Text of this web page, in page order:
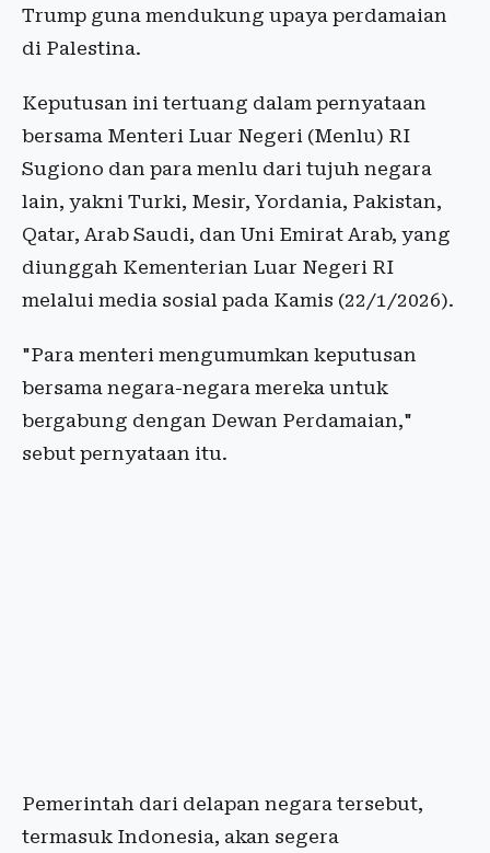
Trump guna mendukung upaya perdamaian
di Palestina.
Keputusan ini tertuang dalam pernyataan
bersama Menteri Luar Negeri (Menlu) RI
Sugiono dan para menlu dari tujuh negara
lain, yakni Turki, Mesir, Yordania, Pakistan,
Qatar, Arab Saudi, dan Uni Emirat Arab, yang
diunggah Kementerian Luar Negeri RI
melalui media sosial pada Kamis (22/1/2026).
"Para menteri mengumumkan keputusan
bersama negara-negara mereka untuk
bergabung dengan Dewan Perdamaian,"
sebut pernyataan itu.
Pemerintah dari delapan negara tersebut,
termasuk Indonesia, akan segera